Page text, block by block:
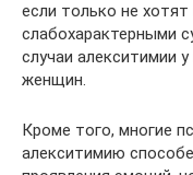
если только не
слабохарактерными
случаи алекситимии
женщин.
Кроме того, многие
алекситимию